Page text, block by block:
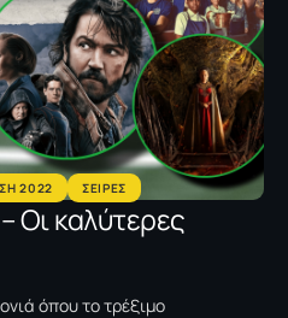
2022 ΣΕΙΡΕΣ
Oι καλύτερες
όπου το τρέξιμο